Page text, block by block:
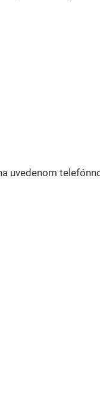
uvedenom